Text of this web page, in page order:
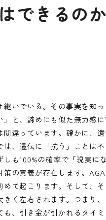
できるの
いでいる。その事実を知
と、諦めにも似た無力感
違っています。確かに、
、遺伝に「抗う」ことは
も100%の確率で「現実に
の意義が存在します。
て起こります。そして、
く左右されます。つまり
、引き金が引かれるタイ